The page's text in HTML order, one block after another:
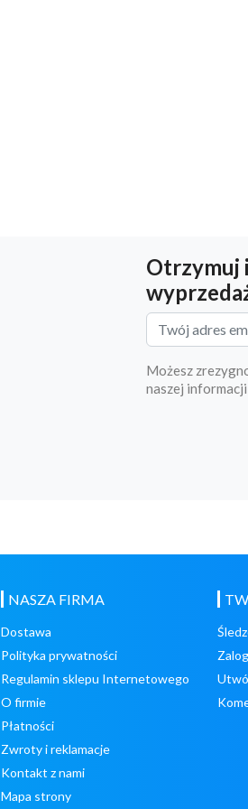
Otrzymuj
Możesz
naszej
NASZA FIRMA
Dostawa
Polityka prywatności
Regulamin sklepu Internetowego
O firmie
Płatności
Zwroty i reklamacje
Kontakt z nami
Mapa strony